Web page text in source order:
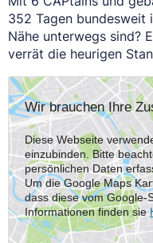
352 Tagen bundesweit
Nähe unterwegs sind?
verrät die heurigen
Wir brauchen Ihre
Diese Webseite
einzubinden. Bitte
persönlichen Daten
Um die Google Maps
dass diese vom Google-
Informationen finden sie